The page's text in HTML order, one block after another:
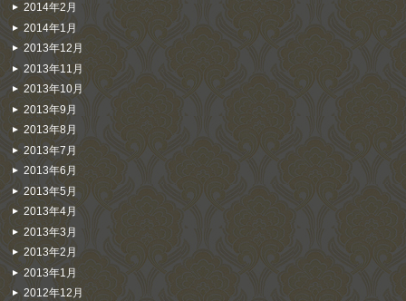
2014年2月
2014年1月
2013年12月
2013年11月
2013年10月
2013年9月
2013年8月
2013年7月
2013年6月
2013年5月
2013年4月
2013年3月
2013年2月
2013年1月
2012年12月